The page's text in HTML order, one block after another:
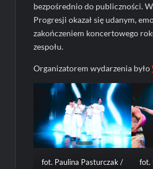
bezpośrednio do publiczności.
Progresji okazał się udanym,
zakończeniem koncertowego
zespołu.
Organizatorem wydarzenia było
fot. Paulina Pasturczak /
fot.